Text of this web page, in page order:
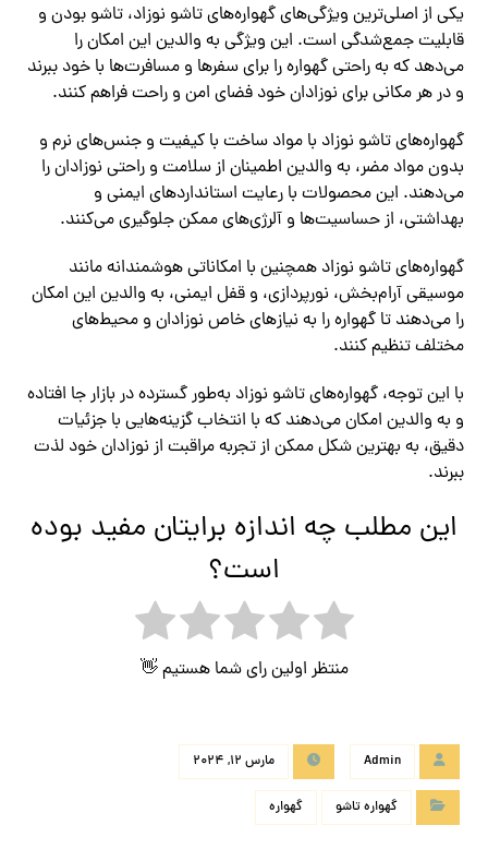
یکی از اصلی‌ترین ویژگی‌های گهواره‌های تاشو نوزاد، تاشو بودن و
قابلیت جمع‌شدگی است. این ویژگی به والدین این امکان را
می‌دهد که به راحتی گهواره را برای سفرها و مسافرت‌ها با خود ببرند
و در هر مکانی برای نوزادان خود فضای امن و راحت فراهم کنند.
گهواره‌های تاشو نوزاد با مواد ساخت با کیفیت و جنس‌های نرم و
بدون مواد مضر، به والدین اطمینان از سلامت و راحتی نوزادان را
می‌دهند. این محصولات با رعایت استانداردهای ایمنی و
بهداشتی، از حساسیت‌ها و آلرژی‌های ممکن جلوگیری می‌کنند.
گهواره‌های تاشو نوزاد همچنین با امکاناتی هوشمندانه مانند
موسیقی آرام‌بخش، نورپردازی، و قفل ایمنی، به والدین این امکان
را می‌دهند تا گهواره را به نیازهای خاص نوزادان و محیط‌های
مختلف تنظیم کنند.
با این توجه، گهواره‌های تاشو نوزاد به‌طور گسترده در بازار جا افتاده
و به والدین امکان می‌دهند که با انتخاب گزینه‌هایی با جزئیات
دقیق، به بهترین شکل ممکن از تجربه مراقبت از نوزادان خود لذت
ببرند.
این مطلب چه اندازه برایتان مفید بوده
است؟
منتظر اولین رای شما هستیم 👋
Admin مارس 12, 2024
گهواره تاشو گهواره